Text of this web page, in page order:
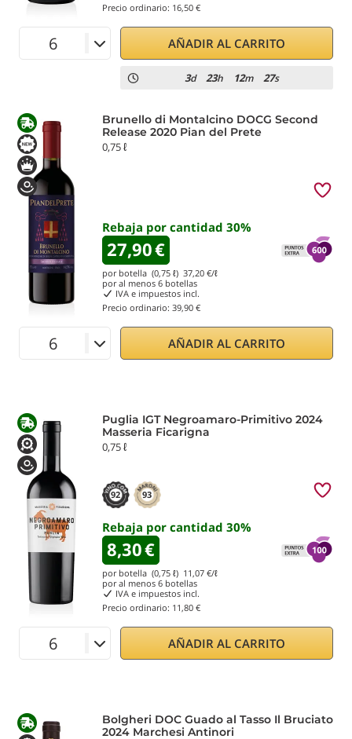
Precio ordinario: 16,50 €
AÑADIR AL CARRITO
3d 23h 12m 27s
Brunello di Montalcino DOCG Second
Release 2020 Pian del Prete
0,75 ℓ
Rebaja por cantidad 30%
27,90€
por botella (0,75 ℓ) 37,20 €/ℓ
por al menos 6 botellas
IVA e impuestos incl.
Precio ordinario: 39,90 €
AÑADIR AL CARRITO
Puglia IGT Negroamaro-Primitivo 2024
Masseria Ficarigna
0,75 ℓ
92 93
Rebaja por cantidad 30%
8,30€
por botella (0,75 ℓ) 11,07 €/ℓ
por al menos 6 botellas
IVA e impuestos incl.
Precio ordinario: 11,80 €
AÑADIR AL CARRITO
Bolgheri DOC Guado al Tasso Il Bruciato
2024 Marchesi Antinori